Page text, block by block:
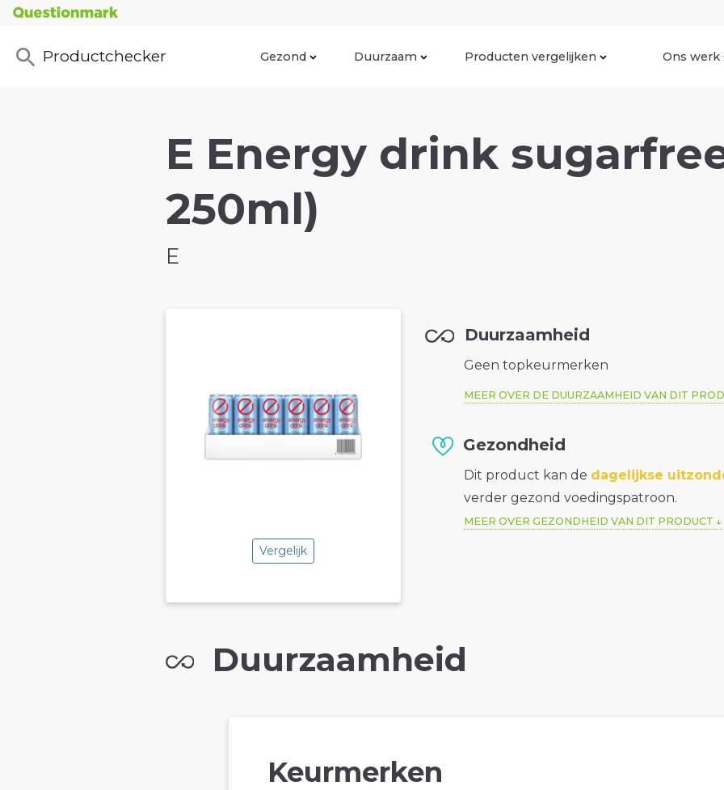
Productchecker Gezond Duurzaam Producten vergelijken Ons werk
E Energy drink
250ml)
E
Vergelijk
Duurzaamheid
Geen topkeurmerken
MEER OVER DE DUURZAAMHEID VAN DIT
Gezondheid
Dit product kan de dagelijkse
verder gezond voedingspatroon.
MEER OVER GEZONDHEID VAN DIT PRODUCT
Duurzaamheid
Keurmerken